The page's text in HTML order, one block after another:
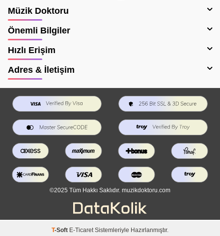
Müzik Doktoru
Önemli Bilgiler
Hızlı Erişim
Adres & İletişim
©2025 Tüm Hakkı Saklıdır. muzikdoktoru.com
T-Soft E-Ticaret Sistemleriyle Hazırlanmıştır.